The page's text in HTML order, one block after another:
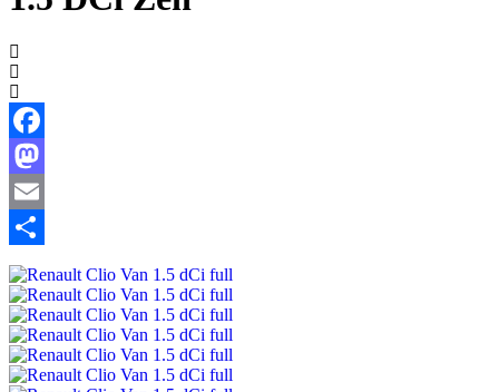
Facebook
Mastodon
Email
Share